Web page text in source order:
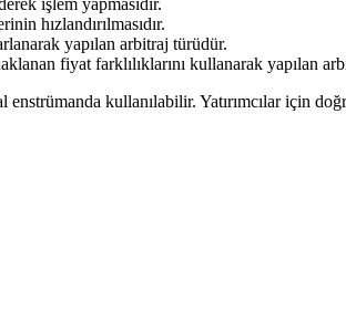
işlem yapmasıdır.
hızlandırılmasıdır.
yapılan arbitraj türüdür.
fiyat farklılıklarını kullanarak yapılan
kullanılabilir. Yatırımcılar için